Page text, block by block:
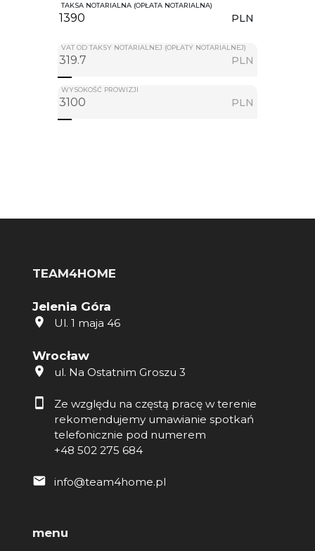
TAKSA NOTARIALNA (OPŁATA NOTARIALNA)
PLN
VAT OD TAKSY NOTARIALNEJ (OPŁATY NOTARIALNEJ)
PLN
WYSOKOŚĆ PROWIZJI
PLN
TEAM4HOME
Jelenia Góra
Ul. 1 maja 46
Wrocław
ul. Na Ostatnim Groszu 3
Ze względu na częstą pracę w terenie
rekomendujemy umawianie spotkań
telefonicznie pod numerem
+48 502 275 684
info@team4home.pl
menu